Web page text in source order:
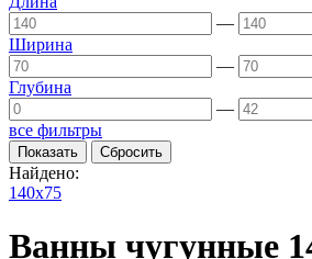
—
Ширина
—
Глубина
—
все фильтры
Найдено:
140х75
Ванны чугунные